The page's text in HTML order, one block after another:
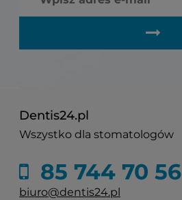
Dentis24.pl
Wszystko dla stomatologów
85 744 70 56
biuro@dentis24.pl